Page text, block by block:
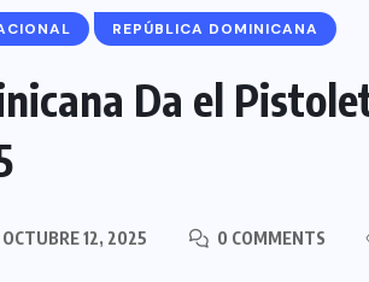
REPÚBLICA DOMINICANA
Da el
OCTUBRE 12, 2025 0 COMMENTS